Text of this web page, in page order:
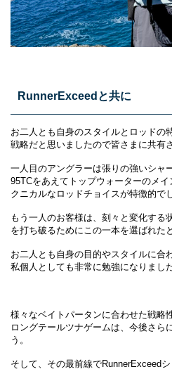
RunnerExceedと共に
お二人とも自身のスタイルとロッドの
戦略だと思いましたので皆さまに共有
一人目のアングラーは張りの強いシャ
95TCをあえてトップウォーターのメ
クニカルなロッドチョイスが特徴的でし
もう一人のお客様は、刻々と変化する
を打ち破るためにこの一本を選ばれた
お二人とも自身の目的やスタイルに合
私個人としても非常に勉強になりました
様々なベイトパータンに合わせた戦略
ロングテールツナゲームは、今後さら
う。
そして、その最前線でRunnerExceedシ